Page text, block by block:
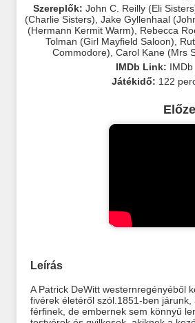
Szereplők: John C. Reilly (Eli
(Charlie Sisters) Jake Gyllenhaal
(Hermann Kermit Warm)
Rebecca
Tolman (Girl Mayfield Saloon)
Commodore) Carol Kane (Mrs
IMDb Link: IMDb
Játékidő: 122
Leírás
A Patrick DeWitt westernregényéből
fivérek életéről szól.1851-ben járunk,
férfinek, de embernek sem könnyű